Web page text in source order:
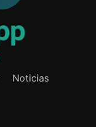
Noticias